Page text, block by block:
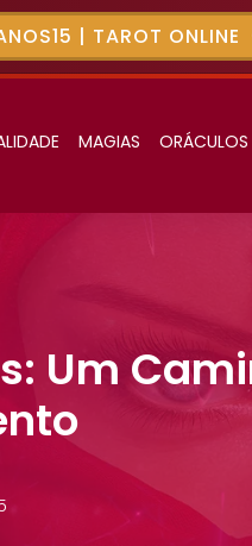
| TAROT ONLINE
MAGIAS ORÁCULOS
Um